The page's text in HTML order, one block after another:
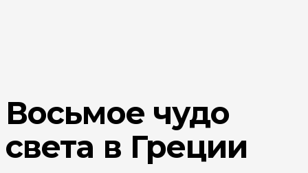
Восьмое чудо
света в Греции